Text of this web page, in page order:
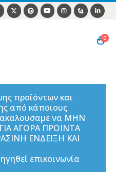
0
προϊόντων και
από κάποιους
να ΜΗΝ
ΑΓΟΡΑ ΠΡΟΙΝΤΑ
ΕΝΔΕΙΞΗ ΚΑΙ
επικοινωνία